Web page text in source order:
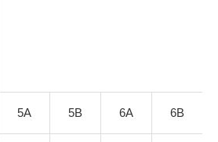
5A 5B 6A 6B